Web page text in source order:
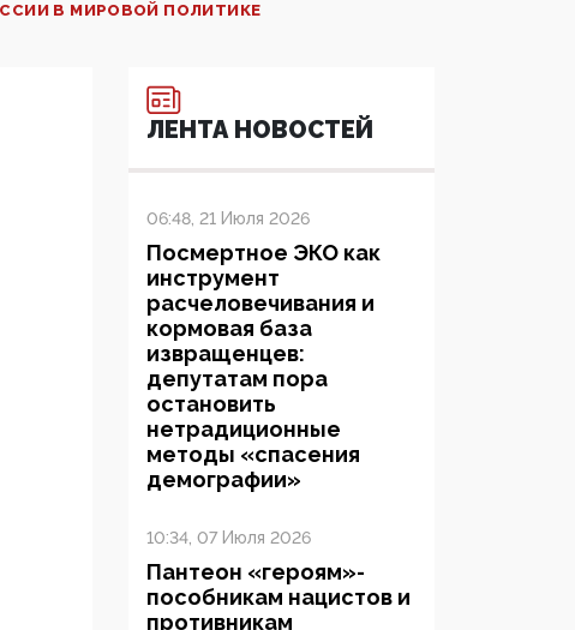
В МИРОВОЙ ПОЛИТИКЕ
ЛЕНТА НОВОСТЕЙ
06:48, 21 Июля 2026
Посмертное ЭКО как
инструмент
расчеловечивания и
кормовая база
извращенцев:
депутатам пора
остановить
нетрадиционные
методы «спасения
демографии»
10:34, 07 Июля 2026
Пантеон «героям»-
пособникам нацистов и
противникам